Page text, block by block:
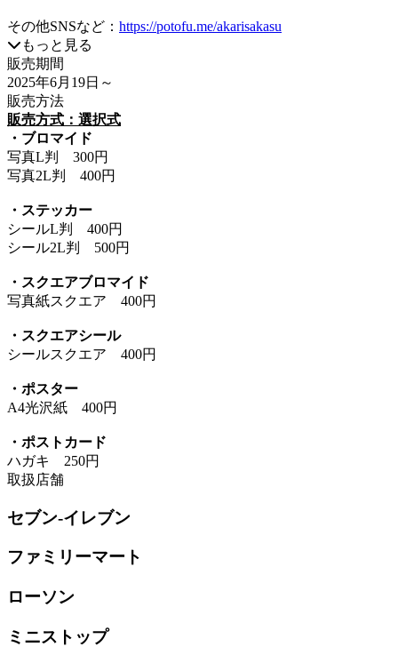
その他SNSなど： https://potofu.me/akarisakasu
もっと見る
販売期間
2025年6月19日 ～
販売方法
販売方式：選択式
・ブロマイド
写真L判 300円
写真2L判 400円
・ステッカー
シールL判 400円
シール2L判 500円
・スクエアブロマイド
写真紙スクエア 400円
・スクエアシール
シールスクエア 400円
・ポスター
A4光沢紙 400円
・ポストカード
ハガキ 250円
取扱店舗
セブン-イレブン
ファミリーマート
ローソン
ミニストップ